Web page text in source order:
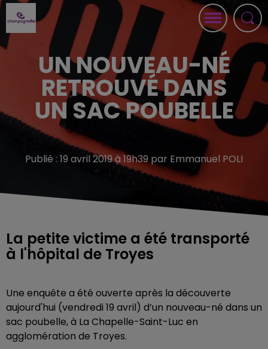
UN NOUVEAU-NÉ
RETROUVÉ DANS
UN SAC POUBELLE
Publié : 19 avril 2019 à 19h39 par Emmanuel POLI
La petite victime a été transporté
à l'hôpital de Troyes
Une enquête a été ouverte après la découverte
aujourd'hui (vendredi 19 avril) d’un nouveau-né dans un
sac poubelle, à La Chapelle-Saint-Luc en
agglomération de Troyes.